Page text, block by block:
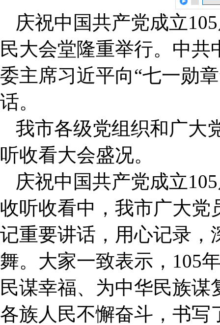
庆祝中国共产党成立
民大会堂隆重举行。中
委主席习近平向“七一勋章
话。
我市各级党组织和广大
听收看大会盛况。
庆祝中国共产党成立
收听收看中，我市广大党
记重要讲话，用心记录，
舞。大家一致表示，105
民谋幸福、为中华民族
各族人民不懈奋斗，书写